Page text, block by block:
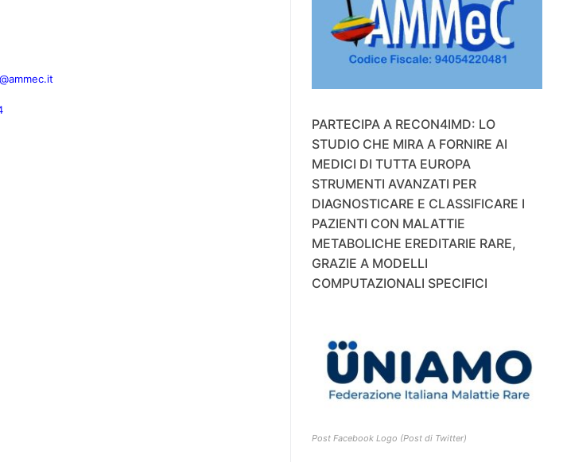
PARTECIPA A RECON4IMD: LO
STUDIO CHE MIRA A FORNIRE AI
MEDICI DI TUTTA EUROPA
STRUMENTI AVANZATI PER
DIAGNOSTICARE E CLASSIFICARE I
PAZIENTI CON MALATTIE
METABOLICHE EREDITARIE RARE,
GRAZIE A MODELLI
COMPUTAZIONALI SPECIFICI
Post Facebook Logo (Post di Twitter)